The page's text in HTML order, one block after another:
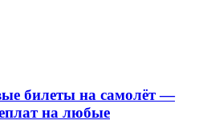
билеты на самолёт —
на любые